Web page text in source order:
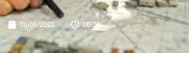
09/09/2023 08:00